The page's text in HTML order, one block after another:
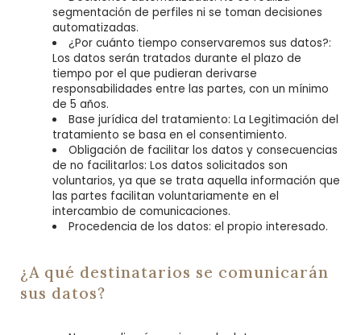
segmentación de perfiles ni se toman decisiones
automatizadas.
¿Por cuánto tiempo conservaremos sus datos?:
Los datos serán tratados durante el plazo de
tiempo por el que pudieran derivarse
responsabilidades entre las partes, con un mínimo
de 5 años.
Base jurídica del tratamiento: La Legitimación del
tratamiento se basa en el consentimiento.
Obligación de facilitar los datos y consecuencias
de no facilitarlos: Los datos solicitados son
voluntarios, ya que se trata aquella información que
las partes facilitan voluntariamente en el
intercambio de comunicaciones.
Procedencia de los datos: el propio interesado.
¿A qué destinatarios se comunicarán
sus datos?